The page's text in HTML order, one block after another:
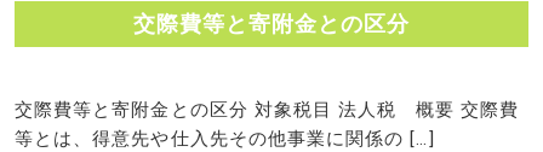
交際費等と寄附金との区分
交際費等と寄附金との区分 対象税目 法人税 概要 交際費
等とは、得意先や仕入先その他事業に関係の […]